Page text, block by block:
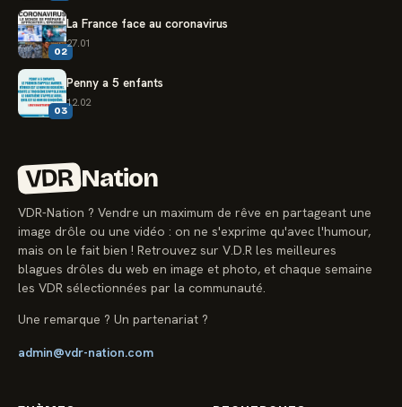
02
La France face au coronavirus
27.01
03
Penny a 5 enfants
12.02
VDR Nation
VDR-Nation ? Vendre un maximum de rêve en partageant une
image drôle ou une vidéo : on ne s'exprime qu'avec l'humour,
mais on le fait bien ! Retrouvez sur V.D.R les meilleures
blagues drôles du web en image et photo, et chaque semaine
les VDR sélectionnées par la communauté.
Une remarque ? Un partenariat ?
admin@vdr-nation.com